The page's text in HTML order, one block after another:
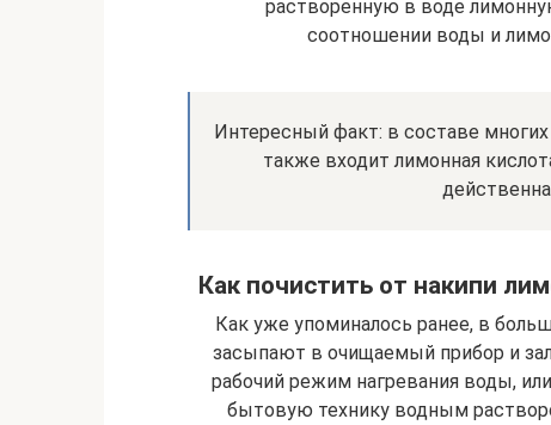
растворенную в воде
соотношении воды и
Интересный факт: в составе
также входит лимонная
Как почистить от накипи
Как уже упоминалось ранее, в
засыпают в очищаемый прибор и
рабочий режим нагревания воды,
бытовую технику водным